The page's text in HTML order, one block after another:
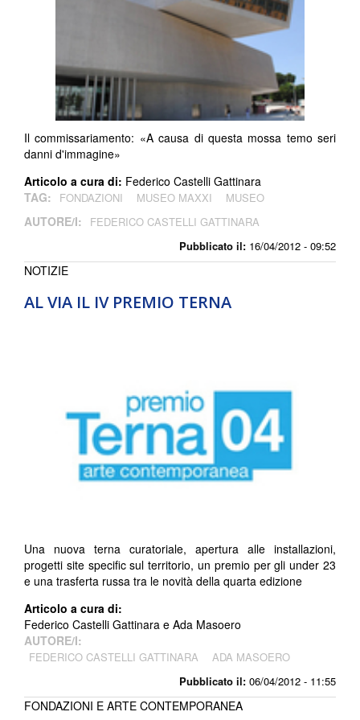
Pubblicato il: 16/04/2012 - 09:52
Il commissariamento: «A causa di questa mossa temo seri
danni d'immagine»
Articolo a cura di: Federico Castelli Gattinara
TAG:
FONDAZIONI MUSEO MAXXI MUSEO
AUTORE/I: FEDERICO CASTELLI GATTINARA
AL VIA IL IV PREMIO TERNA
Pubblicato il: 06/04/2012 - 11:55
NOTIZIE
Una nuova terna curatoriale, apertura alle installazioni,
progetti site specific sul territorio, un premio per gli under 23
e una trasferta russa tra le novità della quarta edizione
Articolo a cura di:
Federico Castelli Gattinara e Ada Masoero
AUTORE/I:
FEDERICO CASTELLI GATTINARA ADA MASOERO
FONDAZIONI E ARTE CONTEMPORANEA